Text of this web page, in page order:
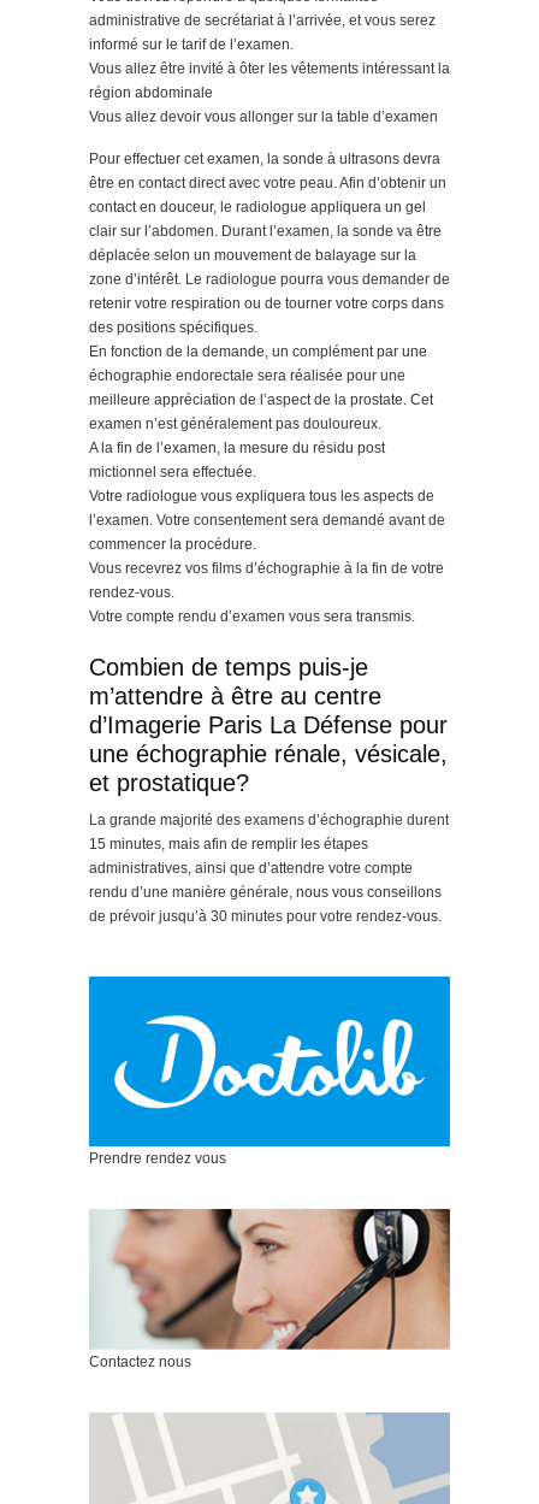
administrative de secrétariat à l’arrivée, et vous serez
informé sur le tarif de l’examen.
Vous allez être invité à ôter les vêtements intéressant la
région abdominale
Vous allez devoir vous allonger sur la table d’examen
Pour effectuer cet examen, la sonde à ultrasons devra
être en contact direct avec votre peau. Afin d’obtenir un
contact en douceur, le radiologue appliquera un gel
clair sur l’abdomen. Durant l’examen, la sonde va être
déplacée selon un mouvement de balayage sur la
zone d’intérêt. Le radiologue pourra vous demander de
retenir votre respiration ou de tourner votre corps dans
des positions spécifiques.
En fonction de la demande, un complément par une
échographie endorectale sera réalisée pour une
meilleure appréciation de l’aspect de la prostate. Cet
examen n’est généralement pas douloureux.
A la fin de l’examen, la mesure du résidu post
mictionnel sera effectuée.
Votre radiologue vous expliquera tous les aspects de
l’examen. Votre consentement sera demandé avant de
commencer la procédure.
Vous recevrez vos films d’échographie à la fin de votre
rendez-vous.
Votre compte rendu d’examen vous sera transmis.
Combien de temps puis-je
m’attendre à être au centre
d’Imagerie Paris La Défense pour
une échographie rénale, vésicale,
et prostatique?
La grande majorité des examens d’échographie durent
15 minutes, mais afin de remplir les étapes
administratives, ainsi que d’attendre votre compte
rendu d’une manière générale, nous vous conseillons
de prévoir jusqu’à 30 minutes pour votre rendez-vous.
Prendre rendez vous
Contactez nous